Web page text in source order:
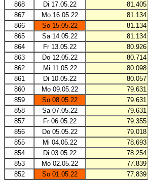
868
Di 17.05.22 81.405
867
Mo 16.05.22 81.134
866
So 15.05.22 81.134
865
Sa 14.05.22 81.134
864
Fr 13.05.22 80.926
863
Do 12.05.22 80.714
862
Mi 11.05.22 80.098
861
Di 10.05.22 80.057
860
Mo 09.05.22 79.631
859
So 08.05.22 79.631
858
Sa 07.05.22 79.631
857
Fr 06.05.22 79.355
856
Do 05.05.22 79.018
855
Mi 04.05.22 78.693
854
Di 03.05.22 78.254
853
Mo 02.05.22 77.839
852
So 01.05.22 77.839